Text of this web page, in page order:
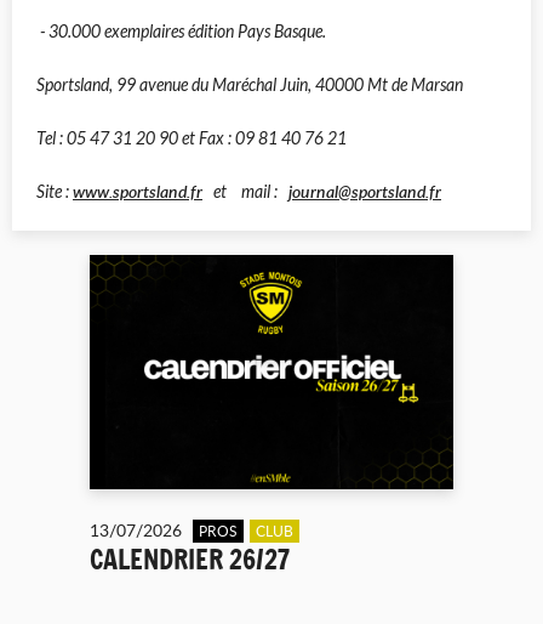
- 30.000 exemplaires édition Pays Basque.
Sportsland, 99 avenue du Maréchal Juin, 40000 Mt de Marsan
Tel : 05 47 31 20 90 et Fax : 09 81 40 76 21
Site :www.sportsland.fr et mail : journal@sportsland.fr
13/07/2026 PROS CLUB
CALENDRIER 26/27